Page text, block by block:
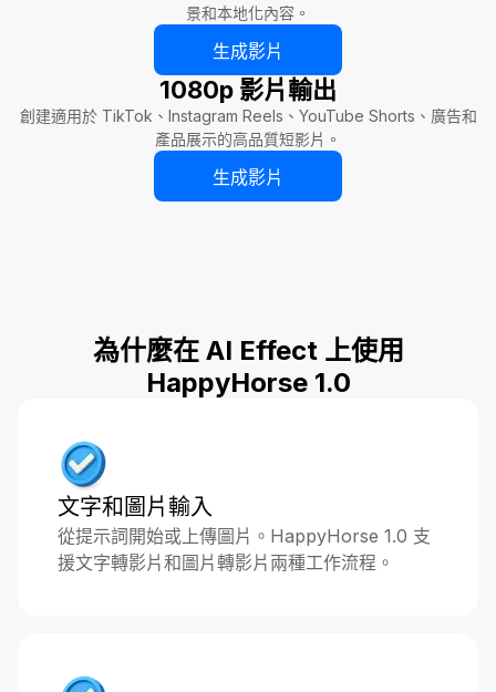
景和本地化內容。
生成影片
1080p 影片輸出
創建適用於 TikTok、Instagram Reels、YouTube Shorts、廣告和
產品展示的高品質短影片。
生成影片
為什麼在 AI Effect 上使用
HappyHorse 1.0
文字和圖片輸入
從提示詞開始或上傳圖片。HappyHorse 1.0 支
援文字轉影片和圖片轉影片兩種工作流程。